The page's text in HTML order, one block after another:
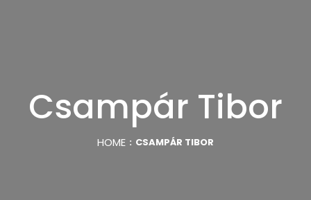
Csampár Tibor
HOME CSAMPÁR TIBOR